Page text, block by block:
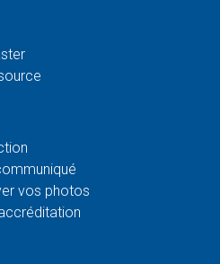
vos photos